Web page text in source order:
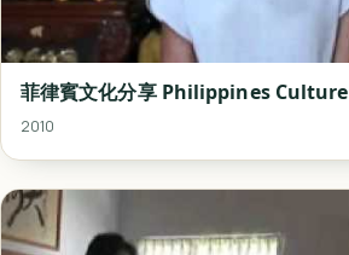
菲律賓文化分享 Philippines Culture
2010